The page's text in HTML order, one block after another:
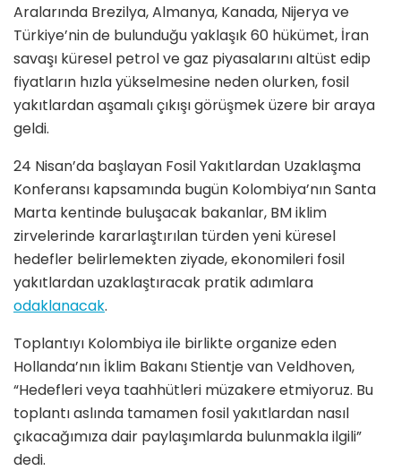
Aralarında Brezilya, Almanya, Kanada, Nijerya ve
Türkiye’nin de bulunduğu yaklaşık 60 hükümet, İran
savaşı küresel petrol ve gaz piyasalarını altüst edip
fiyatların hızla yükselmesine neden olurken, fosil
yakıtlardan aşamalı çıkışı görüşmek üzere bir araya
geldi.
24 Nisan’da başlayan Fosil Yakıtlardan Uzaklaşma
Konferansı kapsamında bugün Kolombiya’nın Santa
Marta kentinde buluşacak bakanlar, BM iklim
zirvelerinde kararlaştırılan türden yeni küresel
hedefler belirlemekten ziyade, ekonomileri fosil
yakıtlardan uzaklaştıracak pratik adımlara
odaklanacak.
Toplantıyı Kolombiya ile birlikte organize eden
Hollanda’nın İklim Bakanı Stientje van Veldhoven,
“Hedefleri veya taahhütleri müzakere etmiyoruz. Bu
toplantı aslında tamamen fosil yakıtlardan nasıl
çıkacağımıza dair paylaşımlarda bulunmakla ilgili”
dedi.